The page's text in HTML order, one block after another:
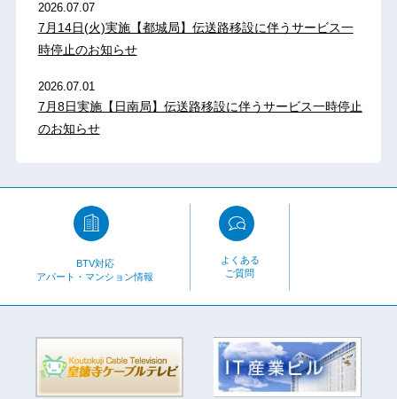
2026.07.07
7月14日(火)実施【都城局】伝送路移設に伴うサービス一
時停止のお知らせ
2026.07.01
7月8日実施【日南局】伝送路移設に伴うサービス一時停止
のお知らせ
BTV対応
アパート・マンション情報
よくある
ご質問